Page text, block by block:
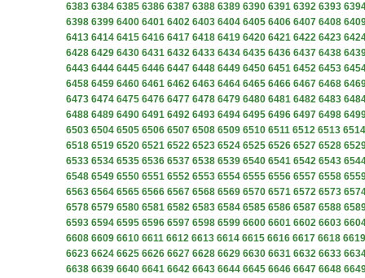
6383 6384 6385 6386 6387 6388 6389 6390 6391 6392 6393
6398 6399 6400 6401 6402 6403 6404 6405 6406 6407 6408
6413 6414 6415 6416 6417 6418 6419 6420 6421 6422 6423
6428 6429 6430 6431 6432 6433 6434 6435 6436 6437 6438
6443 6444 6445 6446 6447 6448 6449 6450 6451 6452 6453
6458 6459 6460 6461 6462 6463 6464 6465 6466 6467 6468
6473 6474 6475 6476 6477 6478 6479 6480 6481 6482 6483
6488 6489 6490 6491 6492 6493 6494 6495 6496 6497 6498
6503 6504 6505 6506 6507 6508 6509 6510 6511 6512 6513 6514
6518 6519 6520 6521 6522 6523 6524 6525 6526 6527 6528
6533 6534 6535 6536 6537 6538 6539 6540 6541 6542 6543
6548 6549 6550 6551 6552 6553 6554 6555 6556 6557 6558
6563 6564 6565 6566 6567 6568 6569 6570 6571 6572 6573
6578 6579 6580 6581 6582 6583 6584 6585 6586 6587 6588
6593 6594 6595 6596 6597 6598 6599 6600 6601 6602 6603
6608 6609 6610 6611 6612 6613 6614 6615 6616 6617 6618 6619
6623 6624 6625 6626 6627 6628 6629 6630 6631 6632 6633
6638 6639 6640 6641 6642 6643 6644 6645 6646 6647 6648